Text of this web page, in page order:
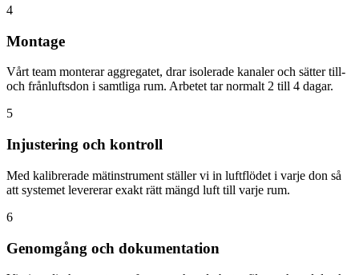
4
Montage
Vårt team monterar aggregatet, drar isolerade kanaler och sätter till-
och frånluftsdon i samtliga rum. Arbetet tar normalt 2 till 4 dagar.
5
Injustering och kontroll
Med kalibrerade mätinstrument ställer vi in luftflödet i varje don så
att systemet levererar exakt rätt mängd luft till varje rum.
6
Genomgång och dokumentation